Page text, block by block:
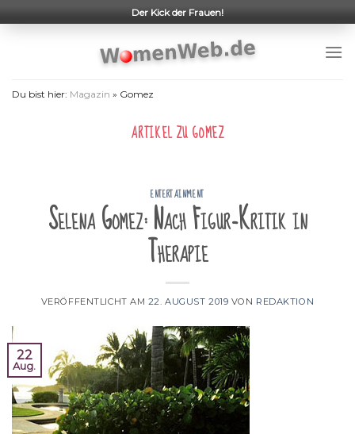
to
Der Kick der Frauen!
Du bist hier: Magazin » Gomez
ARTIKEL ZUGOMEZ
ENTERTAINMENT
Selena Gomez: Nach Figur-Kritik in
Therapie
VERÖFFENTLICHT AM 22. AUGUST 2019 VON REDAKTION
22
Aug.